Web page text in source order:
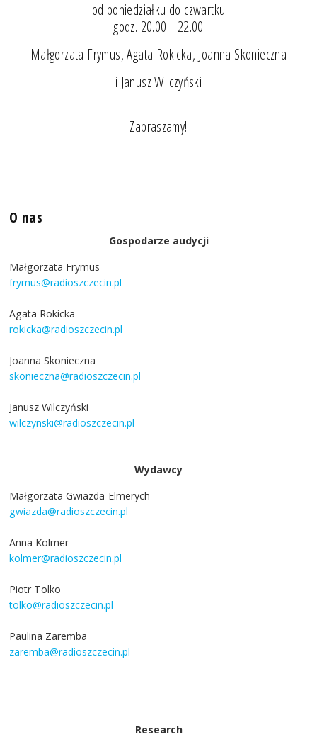
od poniedziałku do czwartku
godz. 20.00 - 22.00
Małgorzata Frymus, Agata Rokicka, Joanna Skonieczna
i Janusz Wilczyński
Zapraszamy!
O nas
Gospodarze audycji
Małgorzata Frymus
frymus@radioszczecin.pl
Agata Rokicka
rokicka@radioszczecin.pl
Joanna Skonieczna
skonieczna@radioszczecin.pl
Janusz Wilczyński
wilczynski@radioszczecin.pl
Wydawcy
Małgorzata Gwiazda-Elmerych
gwiazda@radioszczecin.pl
Anna Kolmer
kolmer@radioszczecin.pl
Piotr Tolko
tolko@radioszczecin.pl
Paulina Zaremba
zaremba@radioszczecin.pl
Research